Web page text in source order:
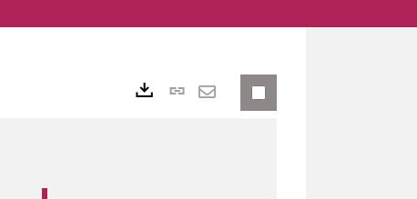
Lien